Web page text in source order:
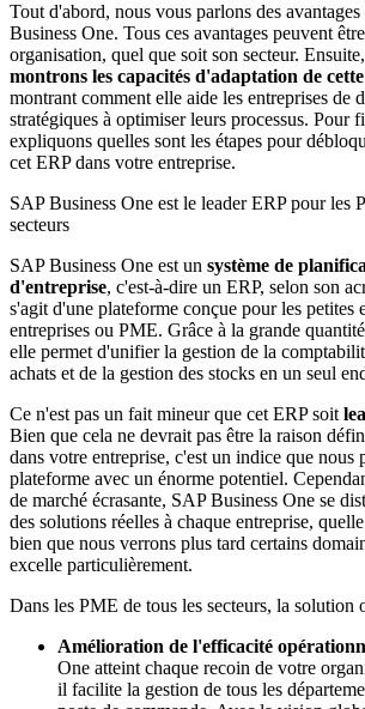
Tout d'abord, nous vous parlons des
Business One. Tous ces avantages peuvent
organisation, quel que soit son secteur. Ensuite,
montrons les capacités d'adaptation de
montrant comment elle aide les entreprises de
stratégiques à optimiser leurs processus. Pour
expliquons quelles sont les étapes pour
cet ERP dans votre entreprise.
SAP Business One est le leader ERP pour les
secteurs
SAP Business One est un système de
d'entreprise, c'est-à-dire un ERP, selon son
s'agit d'une plateforme conçue pour les petites
entreprises ou PME. Grâce à la grande
elle permet d'unifier la gestion de la
achats et de la gestion des stocks en un seul
Ce n'est pas un fait mineur que cet ERP soit
Bien que cela ne devrait pas être la raison
dans votre entreprise, c'est un indice que nous
plateforme avec un énorme potentiel.
de marché écrasante, SAP Business One se
des solutions réelles à chaque entreprise,
bien que nous verrons plus tard certains
excelle particulièrement.
Dans les PME de tous les secteurs, la solution
Amélioration de l'efficacité
One atteint chaque recoin de votre
il facilite la gestion de tous les